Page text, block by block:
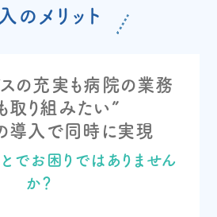
のメリット
の充実も病院の業務
取り組みたい”
導入で同時に実現
でお困りではありません
か？